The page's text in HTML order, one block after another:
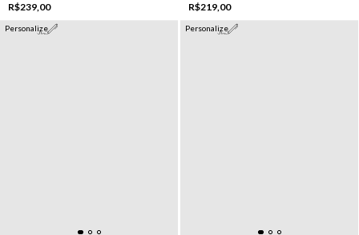
R$239,00
R$219,00
Personalize Personalize